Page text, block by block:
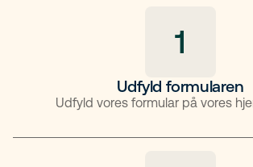
1
Udfyld formularen
Udfyld vores formular på vores